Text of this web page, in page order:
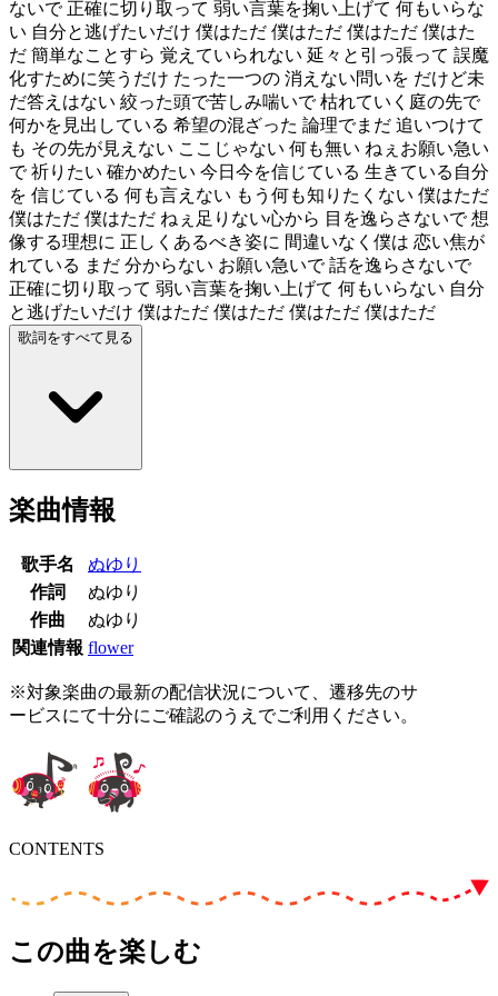
ないで 正確に切り取って 弱い言葉を掬い上げて 何もいらな
い 自分と逃げたいだけ 僕はただ 僕はただ 僕はただ 僕はた
だ 簡単なことすら 覚えていられない 延々と引っ張って 誤魔
化すために笑うだけ たった一つの 消えない問いを だけど未
だ答えはない 絞った頭で苦しみ喘いで 枯れていく庭の先で
何かを見出している 希望の混ざった 論理でまだ 追いつけて
も その先が見えない ここじゃない 何も無い ねぇお願い急い
で 祈りたい 確かめたい 今日今を信じている 生きている自分
を 信じている 何も言えない もう何も知りたくない 僕はただ
僕はただ 僕はただ ねぇ足りない心から 目を逸らさないで 想
像する理想に 正しくあるべき姿に 間違いなく僕は 恋い焦が
れている まだ 分からない お願い急いで 話を逸らさないで
正確に切り取って 弱い言葉を掬い上げて 何もいらない 自分
と逃げたいだけ 僕はただ 僕はただ 僕はただ 僕はただ
歌詞をすべて見る
楽曲情報
歌手名
ぬゆり
作詞
ぬゆり
作曲
ぬゆり
関連情報 flower
※対象楽曲の最新の配信状況について、遷移先のサ
ービスにて十分にご確認のうえでご利用ください。
CONTENTS
この曲を楽しむ